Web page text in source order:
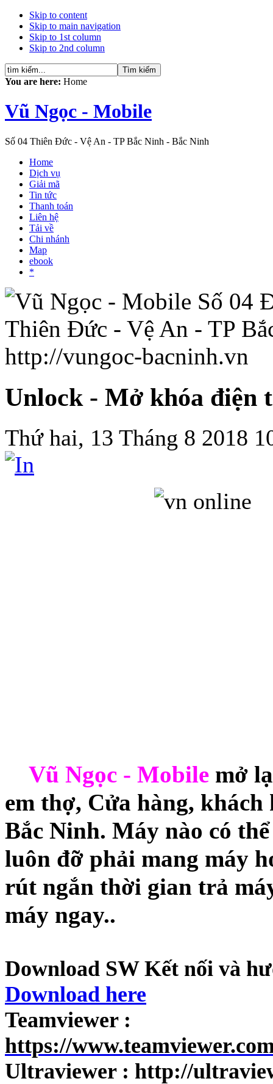
Skip to content
Skip to main navigation
Skip to 1st column
Skip to 2nd column
You are here: Home
Vũ Ngọc - Mobile
Số 04 Thiên Đức - Vệ An - TP Bắc Ninh - Bắc Ninh
Home
Dịch vụ
Giải mã
Tin tức
Thanh toán
Liên hệ
Tải về
Chi nhánh
Map
ebook
*
Unlock - Mở khóa điện
Thứ hai, 13 Tháng 8 2018
Vũ Ngọc - Mobile mở
em thợ, Cửa hàng,
Bắc Ninh. Máy nào có
luôn đỡ phải mang máy
rút ngắn thời gian trả
máy ngay..
Download SW Kết nối và
Download here
Teamviewer :
https://
Ultraviewer : http://